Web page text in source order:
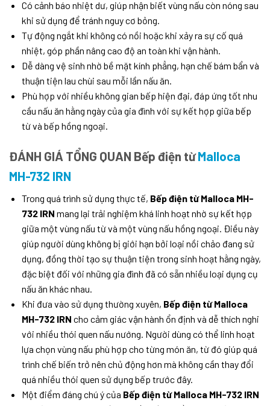
Có cảnh báo nhiệt dư, giúp nhận biết vùng nấu còn nóng sau
khi sử dụng để tránh nguy cơ bỏng.
Tự động ngắt khi không có nồi hoặc khi xảy ra sự cố quá
nhiệt, góp phần nâng cao độ an toàn khi vận hành.
Dễ dàng vệ sinh nhờ bề mặt kính phẳng, hạn chế bám bẩn và
thuận tiện lau chùi sau mỗi lần nấu ăn.
Phù hợp với nhiều không gian bếp hiện đại, đáp ứng tốt nhu
cầu nấu ăn hằng ngày của gia đình với sự kết hợp giữa bếp
từ và bếp hồng ngoại.
ĐÁNH GIÁ TỔNG QUAN Bếp điện từMalloca
MH-732 IRN
Trong quá trình sử dụng thực tế, Bếp điện từ Malloca MH-
732 IRN mang lại trải nghiệm khá linh hoạt nhờ sự kết hợp
giữa một vùng nấu từ và một vùng nấu hồng ngoại. Điều này
giúp người dùng không bị giới hạn bởi loại nồi chảo đang sử
dụng, đồng thời tạo sự thuận tiện trong sinh hoạt hằng ngày,
đặc biệt đối với những gia đình đã có sẵn nhiều loại dụng cụ
nấu ăn khác nhau.
Khi đưa vào sử dụng thường xuyên, Bếp điện từ Malloca
MH-732 IRN cho cảm giác vận hành ổn định và dễ thích nghi
với nhiều thói quen nấu nướng. Người dùng có thể linh hoạt
lựa chọn vùng nấu phù hợp cho từng món ăn, từ đó giúp quá
trình chế biến trở nên chủ động hơn mà không cần thay đổi
quá nhiều thói quen sử dụng bếp trước đây.
Một điểm đáng chú ý của Bếp điện từ Malloca MH-732 IRN